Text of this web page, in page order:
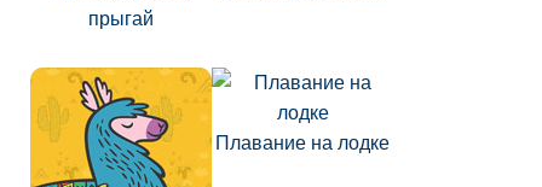
прыгай
Плавание на лодке